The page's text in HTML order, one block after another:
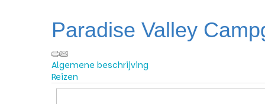
Paradise Valley
Algemene beschrijving
Reizen